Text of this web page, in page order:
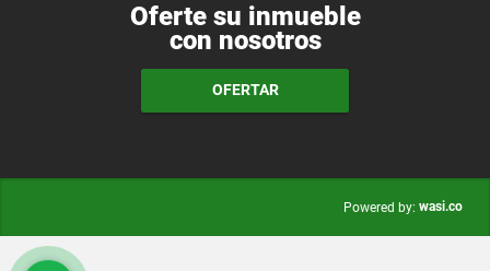
Oferte su inmueble
con nosotros
OFERTAR
Powered by: wasi.co